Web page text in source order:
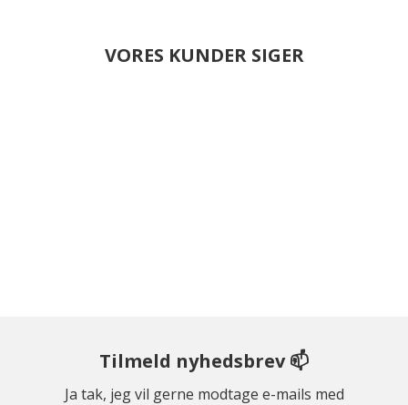
VORES KUNDER SIGER
Tilmeld nyhedsbrev 📫
Ja tak, jeg vil gerne modtage e-mails med